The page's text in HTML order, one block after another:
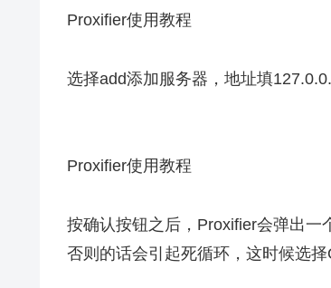
Proxifier使用教程
选择add添加服务器，地址填
Proxifier使用教程
按确认按钮之后，Proxifier会弹出一
否则的话会引起死循环，这时候选择